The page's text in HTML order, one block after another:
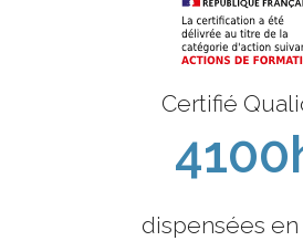
Certifié
dispensées en